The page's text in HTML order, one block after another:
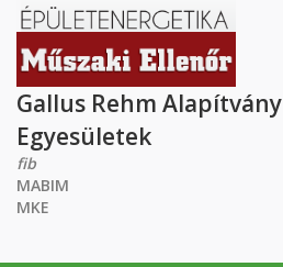
Gallus Rehm Alapítvány
Egyesületek
fib
MABIM
MKE